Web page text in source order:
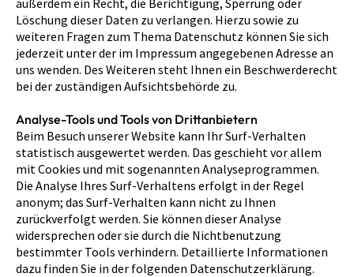
außerdem ein Recht, die Berichtigung, Sperrung oder
Löschung dieser Daten zu verlangen. Hierzu sowie zu
weiteren Fragen zum Thema Datenschutz können Sie sich
jederzeit unter der im Impressum angegebenen Adresse an
uns wenden. Des Weiteren steht Ihnen ein Beschwerderecht
bei der zuständigen Aufsichtsbehörde zu.
Analyse-Tools und Tools von Drittanbietern
Beim Besuch unserer Website kann Ihr Surf-Verhalten
statistisch ausgewertet werden. Das geschieht vor allem
mit Cookies und mit sogenannten Analyseprogrammen.
Die Analyse Ihres Surf-Verhaltens erfolgt in der Regel
anonym; das Surf-Verhalten kann nicht zu Ihnen
zurückverfolgt werden. Sie können dieser Analyse
widersprechen oder sie durch die Nichtbenutzung
bestimmter Tools verhindern. Detaillierte Informationen
dazu finden Sie in der folgenden Datenschutzerklärung.